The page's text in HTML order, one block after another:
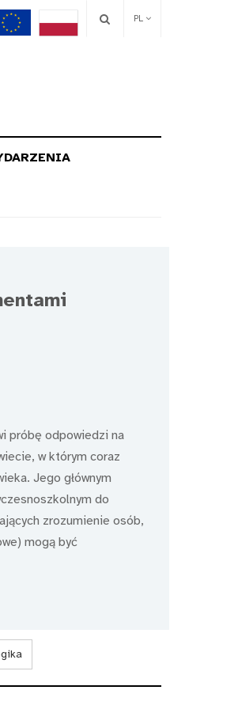
PL
próbę odpowiedzi na
w którym coraz
Jego głównym
do
zrozumienie osób,
mogą być